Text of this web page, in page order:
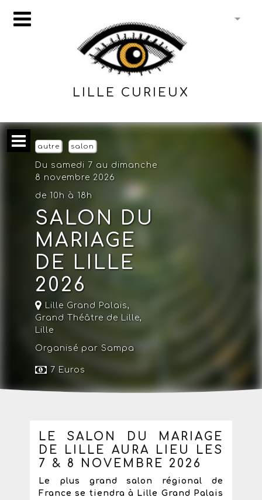
LILLE CURIEUX
autre salon
Du samedi 7 au dimanche
8 novembre 2026
de 10h à 18h
SALON DU
MARIAGE
DE LILLE
2026
Lille Grand Palais,
Grand Théâtre de Lille,
Lille
Organisé par Sampa
7 Euros
LE SALON DU MARIAGE
DE LILLE AURA LIEU LES
7 & 8 NOVEMBRE 2026
Le plus grand salon régional de
France se tiendra à Lille Grand Palais